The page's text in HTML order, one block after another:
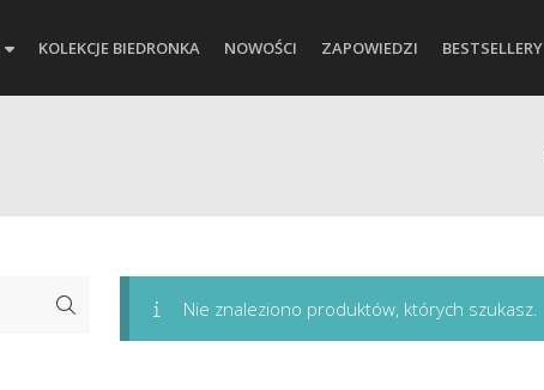
KOLEKCJE BIEDRONKA NOWOŚCI ZAPOWIEDZI BESTSELLERY
Nie znaleziono produktów, których szukasz.